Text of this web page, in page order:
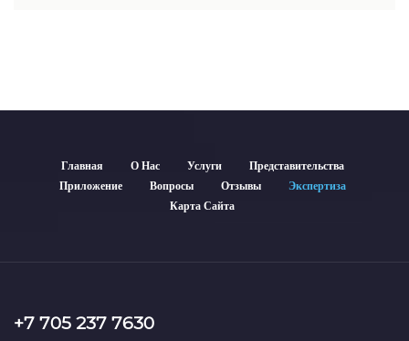
Главная О Нас Услуги
Представительства
Приложение
Вопросы Отзывы
Экспертиза
Карта Сайта
+7 705 237 7630